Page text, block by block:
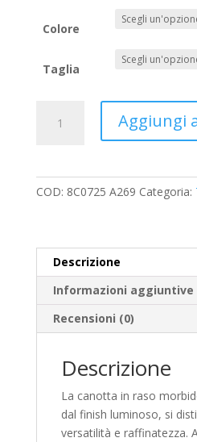
Colore
Taglia
PATRIZIA
Aggiungi
COD: 8C0725 A269 Categoria:
Descrizione
Informazioni aggiuntive
Recensioni (0)
Descrizione
La canotta in raso
dal finish luminoso, si
versatilità e raffinatezza.